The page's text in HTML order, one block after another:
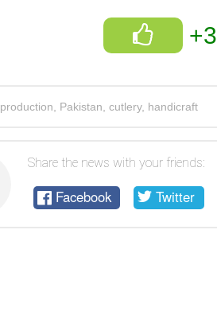
+3
production Pakistan cutlery, handicraft
Share the news with your friends:
Facebook Twitter